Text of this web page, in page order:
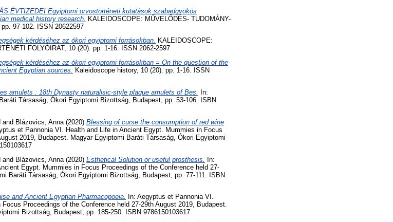
ÉVTIZEDEI Egyiptomi orvostörténeti kutatások szabadgyökös
medical history research. KALEIDOSCOPE: MŰVELŐDÉS- TUDOMÁNY-
97-102. ISSN 20622597
kérdéséhez az ókori egyiptomi forrásokban. KALEIDOSCOPE:
FOLYÓIRAT, 10 (20). pp. 1-16. ISSN 2062-2597
kérdéséhez az ókori egyiptomi forrásokban = On the question of the
Egyptian sources. Kaleidoscope history, 10 (20). pp. 1-16. ISSN
amulets : 18th Dynasty naturalisic-style plaque amulets of Bes.
In:
Társaság, Ókori Egyiptomi Bizottság, Budapest, pp. 53-106. ISBN
and Blázovics, Anna (2020) Blessing of curse the consumption of red wine
et Pannonia VI. Health and Life in Ancient Egypt. Mummies in Focus
2019, Budapest. Magyar-Egyiptomi Baráti Társaság, Ókori Egyiptomi
and Blázovics, Anna (2020) Esthetical Solution or useful prosthesis.
In:
Egypt. Mummies in Focus Proceedings of the Conference held 27-
Baráti Társaság, Ókori Egyiptomi Bizottság, Budapest, pp. 77-111. ISBN
and Ancient Egyptian Pharmacopoeia.
In: Aegyptus et Pannonia VI.
Proceedings of the Conference held 27-29th August 2019, Budapest.
Bizottság, Budapest, pp. 185-250. ISBN 9786150103617